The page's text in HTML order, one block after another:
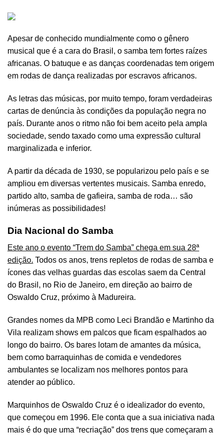
Apesar de conhecido mundialmente como o gênero
musical que é a cara do Brasil, o samba tem fortes raízes
africanas. O batuque e as danças coordenadas tem origem
em rodas de dança realizadas por escravos africanos.
As letras das músicas, por muito tempo, foram verdadeiras
cartas de denúncia às condições da população negra no
país. Durante anos o ritmo não foi bem aceito pela ampla
sociedade, sendo taxado como uma expressão cultural
marginalizada e inferior.
A partir da década de 1930, se popularizou pelo país e se
ampliou em diversas vertentes musicais. Samba enredo,
partido alto, samba de gafieira, samba de roda… são
inúmeras as possibilidades!
Dia Nacional do Samba
Este ano o evento “Trem do Samba” chega em sua 28ª
edição. Todos os anos, trens repletos de rodas de samba e
ícones das velhas guardas das escolas saem da Central
do Brasil, no Rio de Janeiro, em direção ao bairro de
Oswaldo Cruz, próximo à Madureira.
Grandes nomes da MPB como Leci Brandão e Martinho da
Vila realizam shows em palcos que ficam espalhados ao
longo do bairro. Os bares lotam de amantes da música,
bem como barraquinhas de comida e vendedores
ambulantes se localizam nos melhores pontos para
atender ao público.
Marquinhos de Oswaldo Cruz é o idealizador do evento,
que começou em 1996. Ele conta que a sua iniciativa nada
mais é do que uma “recriação” dos trens que começaram a